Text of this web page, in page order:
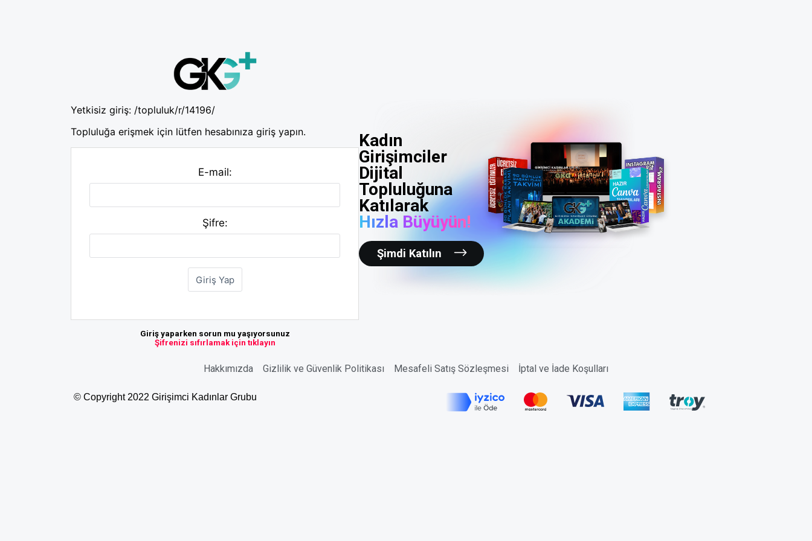
Yetkisiz giriş: /topluluk/r/14196/
Topluluğa erişmek için lütfen hesabınıza giriş yapın.
E-mail:
Şifre:
Giriş yaparken sorun mu yaşıyorsunuz
Şifrenizi sıfırlamak için tıklayın
Kadın
Girişimciler
Dijital
Topluluğuna
Katılarak
Hızla Büyüyün!
Şimdi Katılın
Hakkımızda Gizlilik ve Güvenlik Politikası Mesafeli Satış Sözleşmesi İptal ve İade Koşulları
© Copyright 2022 Girişimci Kadınlar Grubu